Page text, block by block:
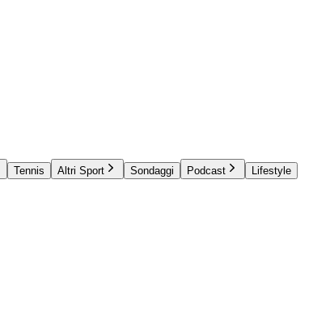
Tennis Altri Sport Sondaggi Podcast
Lifestyle